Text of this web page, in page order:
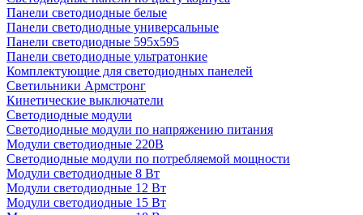
Панели светодиодные белые
Панели светодиодные универсальные
Панели светодиодные 595х595
Панели светодиодные ультратонкие
Комплектующие для светодиодных панелей
Светильники Армстронг
Кинетические выключатели
Светодиодные модули
Светодиодные модули по напряжению питания
Модули светодиодные 220В
Светодиодные модули по потребляемой мощности
Модули светодиодные 8 Вт
Модули светодиодные 12 Вт
Модули светодиодные 15 Вт